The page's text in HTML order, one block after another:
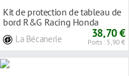
Kit de protection de tableau de
bord R&G Racing Honda
La Bécanerie 38,70 €
Ports : 5,90 €